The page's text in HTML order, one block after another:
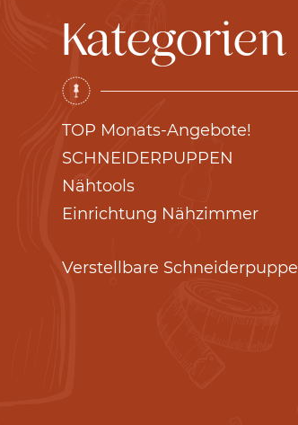
Kategorien
TOP Monats-Angebote!
SCHNEIDERPUPPEN
Nähtools
Einrichtung Nähzimmer
Verstellbare Schneiderpuppe